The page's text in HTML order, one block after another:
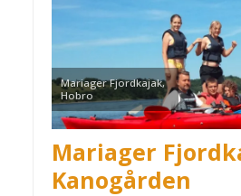
Mariager Fjordkajak,
Hobro
Mariager
Kanogården